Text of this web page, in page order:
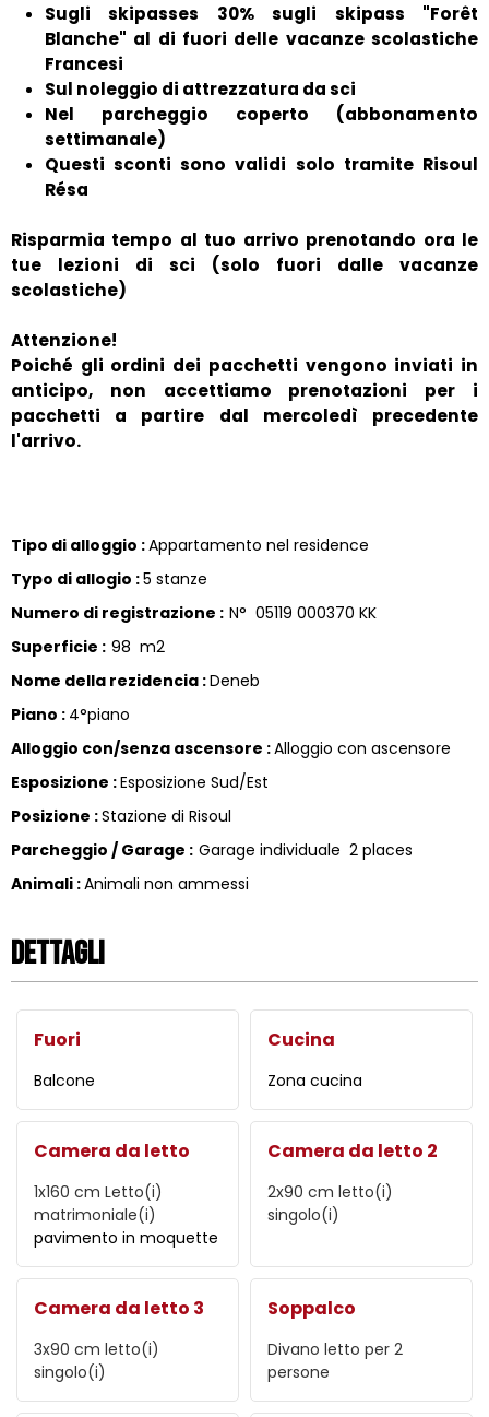
Sugli skipasses 30% sugli skipass "Forêt
Blanche" al di fuori delle vacanze scolastiche
Francesi
Sul noleggio di attrezzatura da sci
Nel parcheggio coperto (abbonamento
settimanale)
Questi sconti sono validi solo tramite Risoul
Résa
Risparmia tempo al tuo arrivo prenotando ora le
tue lezioni di sci (solo fuori dalle vacanze
scolastiche)
Attenzione!
Poiché gli ordini dei pacchetti vengono inviati in
anticipo, non accettiamo prenotazioni per i
pacchetti a partire dal mercoledì precedente
l'arrivo.
Tipo di alloggio :Appartamento nel residence
Typo di allogio :5 stanze
Numero di registrazione : N° 05119 000370 KK
Superficie : 98 m2
Nome della rezidencia :Deneb
Piano : 4°piano
Alloggio con/senza ascensore :Alloggio con ascensore
Esposizione :Esposizione Sud/Est
Posizione :Stazione di Risoul
Parcheggio / Garage : Garage individuale 2 places
Animali :Animali non ammessi
Dettagli
Fuori
Balcone
Cucina
Zona cucina
Camera da letto
1x160 cm Letto(i)
matrimoniale(i)
pavimento in moquette
Camera da letto 2
2x90 cm letto(i)
singolo(i)
Camera da letto 3
3x90 cm letto(i)
singolo(i)
Soppalco
Divano letto per 2
persone